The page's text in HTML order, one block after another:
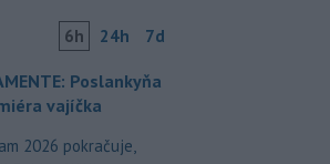
6h 24h 7d
Poslankyňa
vajíčka
2026 pokračuje,